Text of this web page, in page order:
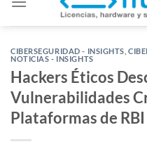
CIBERSEGURIDAD - INSIGHTS ,
NOTICIAS - INSIGHTS
Hackers Éticos
Vulnerabilidades
Plataformas de RBI